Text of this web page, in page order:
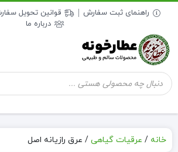
راهنمای ثبت سفارش قوانین تحویل
درباره ما
جستجوی
محصولات
خانه / عرقیات گیاهی / عرق رازیانه اصل